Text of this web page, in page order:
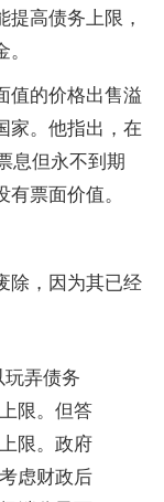
高债务上限，
值的价格出售溢
家。他指出，在
息但永不到期
票面价值。
除，因为其已经
玩弄债务
限。但答
限。政府
虑财政后